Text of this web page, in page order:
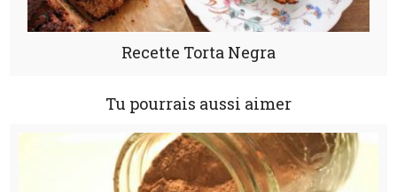
Recette Torta Negra
Tu pourrais aussi aimer